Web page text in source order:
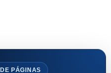
PÁGINAS